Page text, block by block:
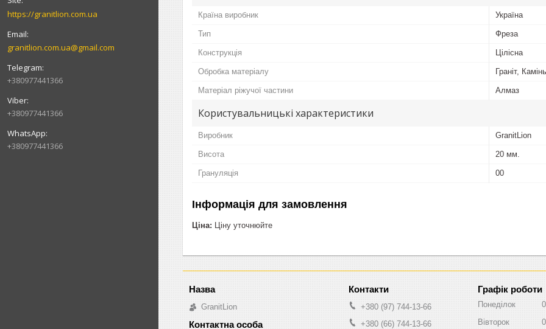
https://granitlion.com.ua
granitlion.com.ua@gmail.com
+380977441366
+380977441366
+380977441366
Країна виробник Україна
Тип Фреза
Конструкція Цілісна
Обробка матеріалу Граніт, Камінь
Матеріал ріжучої частини Алмаз
Користувальницькі характеристики
Виробник GranitLion
Висота 20 мм.
Грануляція 00
Інформація для замовлення
Ціна: Ціну уточнюйте
GranitLion
+380 (97) 744-13-66
+380 (66) 744-13-66
Графік роботи
Понеділок
Вівторок